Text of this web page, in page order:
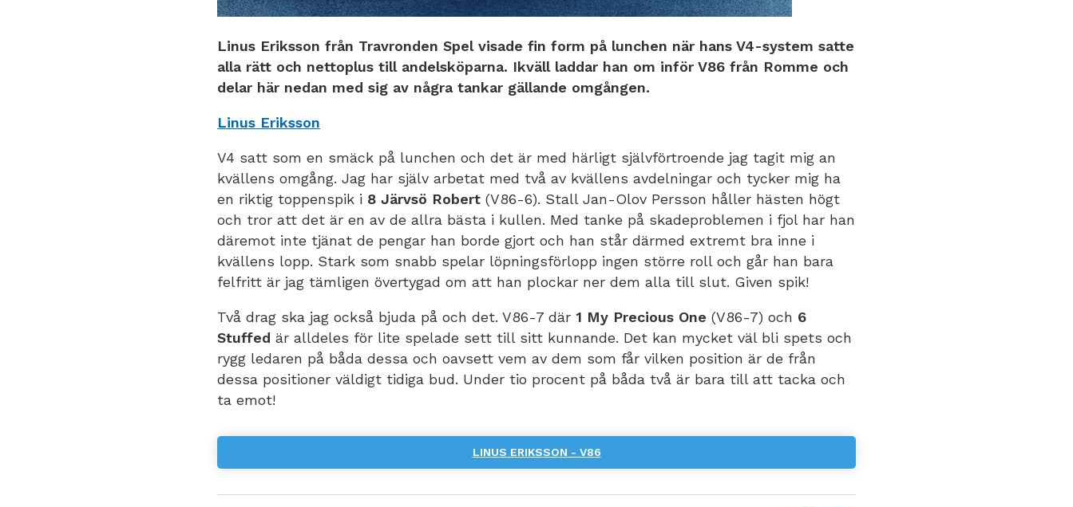
Linus Eriksson från Travronden Spel visade fin form på lunchen när hans V4-system satte
alla rätt och nettoplus till andelsköparna. Ikväll laddar han om inför V86 från Romme och
delar här nedan med sig av några tankar gällande omgången.
Linus Eriksson
V4 satt som en smäck på lunchen och det är med härligt självförtroende jag tagit mig an
kvällens omgång. Jag har själv arbetat med två av kvällens avdelningar och tycker mig ha
en riktig toppenspik i 8 Järvsö Robert (V86-6). Stall Jan-Olov Persson håller hästen högt
och tror att det är en av de allra bästa i kullen. Med tanke på skadeproblemen i fjol har han
däremot inte tjänat de pengar han borde gjort och han står därmed extremt bra inne i
kvällens lopp. Stark som snabb spelar löpningsförlopp ingen större roll och går han bara
felfritt är jag tämligen övertygad om att han plockar ner dem alla till slut. Given spik!
Två drag ska jag också bjuda på och det. V86-7 där 1 My Precious One (V86-7) och 6
Stuffed är alldeles för lite spelade sett till sitt kunnande. Det kan mycket väl bli spets och
rygg ledaren på båda dessa och oavsett vem av dem som får vilken position är de från
dessa positioner väldigt tidiga bud. Under tio procent på båda två är bara till att tacka och
ta emot!
LINUS ERIKSSON - V86